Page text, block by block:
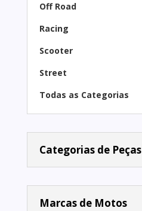
Off Road
Racing
Scooter
Street
Todas as Categorias
Categorias de Peças
Marcas de Motos